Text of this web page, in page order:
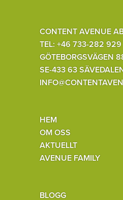
CONTENT AVENUE
TEL: +46 733-282 929
GÖTEBORGSVÄGEN
SE-433 63
HEM
OM OSS
AKTUELLT
AVENUE FAMILY
BLOGG